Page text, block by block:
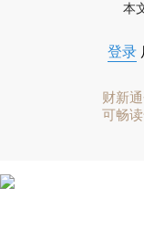
本
登录
财新
可畅